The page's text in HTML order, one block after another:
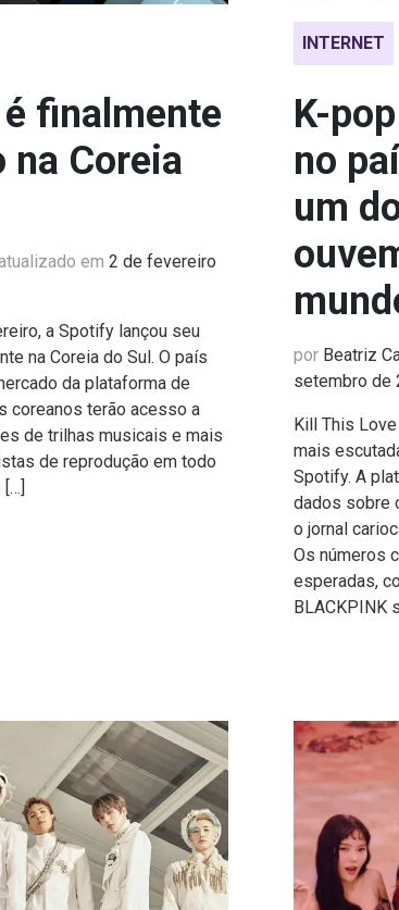
finalmente
na Coreia
em 2 de fevereiro
a Spotify lançou seu
na Coreia do Sul. O país
da plataforma de
coreanos terão acesso a
de trilhas musicais e mais
de reprodução em todo
[…]
INTERNET
K-
no
um
por Beatriz
setembro de
Kill This
mais
Spotify. A
dados sobre
o jornal
Os números
esperadas,
BLACKPINK